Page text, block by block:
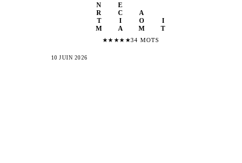
N
E
R
C
A
T
I O
I
M
A M T
★★ ★★ ★34 MOTS
10 JUIN 2026